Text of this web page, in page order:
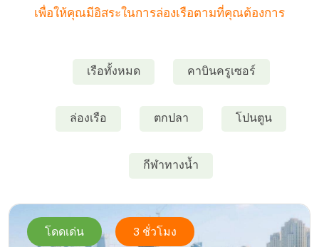
เพื่อให้คุณมีอิสระในการล่องเรือตามที่คุณต้องการ
เรือทั้งหมด คาบินครูเซอร์
ล่องเรือ ตกปลา โปนตูน
กีฬาทางน้ำ
โดดเด่น 3 ชั่วโมง